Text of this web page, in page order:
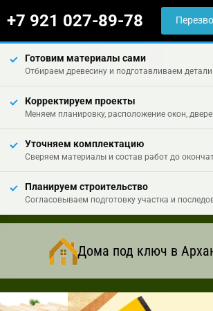
+7 921 027-89-78
Готовим материалы сами
Отбираем древесину и подготавливаем
Корректируем проекты
Меняем планировку, расположение окон,
Уточняем комплектацию
Сверяем материалы и состав работ до
Планируем строительство
Согласовываем подготовку участка и
Дома под ключ в